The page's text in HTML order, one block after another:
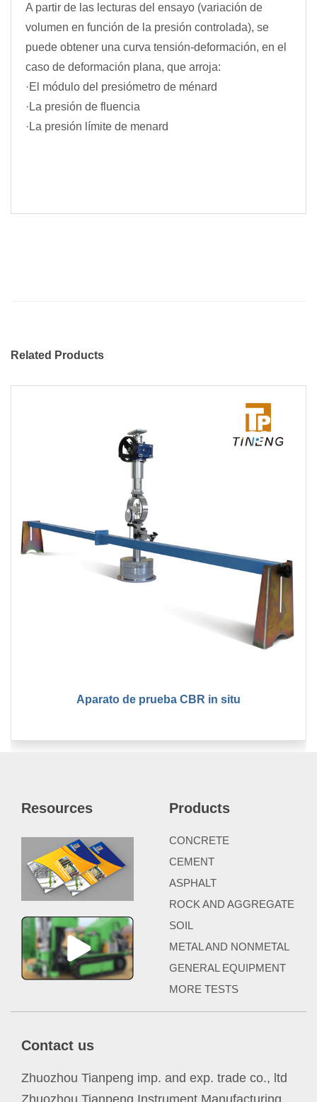
A partir de las lecturas del ensayo (variación de
volumen en función de la presión controlada), se
puede obtener una curva tensión-deformación, en el
caso de deformación plana, que arroja:
·El módulo del presiómetro de ménard
·La presión de fluencia
·La presión límite de menard
Related Products
Aparato de prueba CBR in situ
Resources Products
CONCRETE
CEMENT
ASPHALT
ROCK AND AGGREGATE
SOIL
METAL AND NONMETAL
GENERAL EQUIPMENT
MORE TESTS
Contact us
Zhuozhou Tianpeng imp. and exp. trade co., ltd